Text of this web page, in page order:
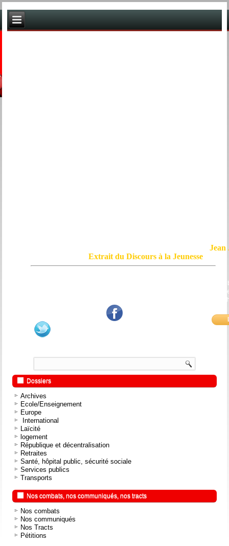
Jean
Extrait du Discours à la Jeunesse
mensonge triomphant qui passe, et de ne pas faire écho, de notre
bouche et de nos mains aux applaudissements imbéciles et aux
Dossiers
Archives
Ecole/Enseignement
Europe
International
Laïcité
logement
République et décentralisation
Retraites
Santé, hôpital public, sécurité sociale
Services publics
Transports
Nos combats, nos communiqués, nos tracts
Nos combats
Nos communiqués
Nos Tracts
Pétitions